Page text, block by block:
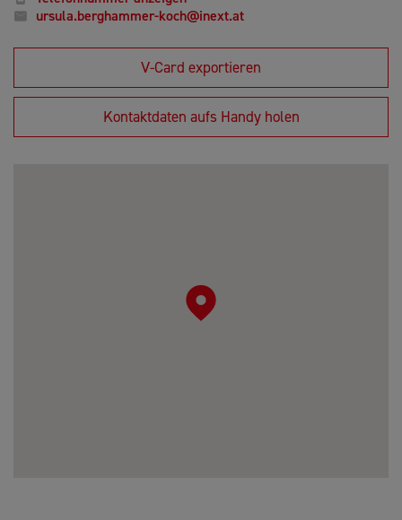
ursula.berghammer-koch@inext.at
V-Card exportieren
Kontaktdaten aufs Handy holen